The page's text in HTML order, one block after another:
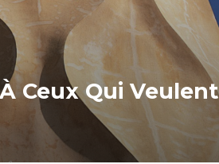
Ceux Qui Veulent